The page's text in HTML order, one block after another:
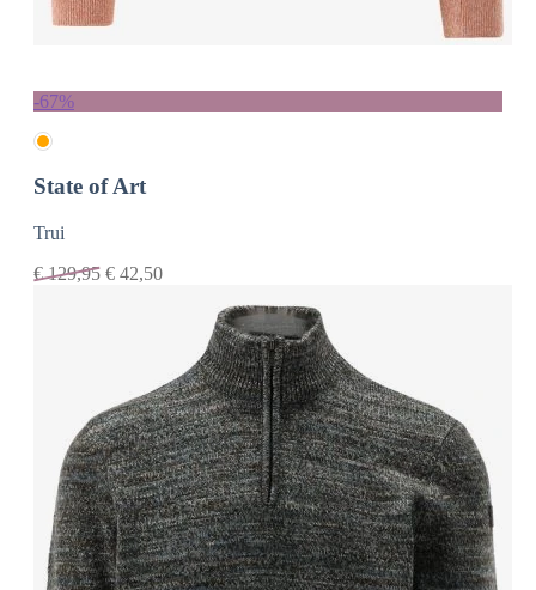
-67%
State of Art
Trui
€129,95 € 42,50